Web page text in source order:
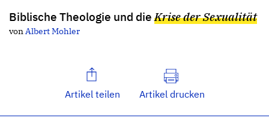
Biblische Theologie und die Krise der Sexualität
von Albert Mohler
Artikel teilen Artikel drucken